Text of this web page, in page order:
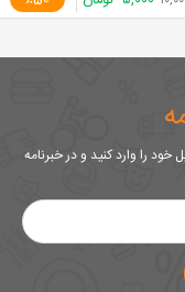
را وارد کنید و در خبرنامه